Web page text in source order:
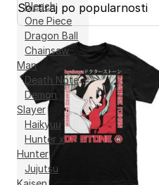
Bleach
One Piece
Dragon Ball
Chainsaw
Man
Death Note
Demon
Slayer
Haikyuu
Hunter x
Hunter
Jujutsu